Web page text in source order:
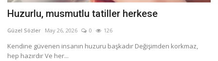
Huzurlu, musmutlu tatiller herkese
Güzel Sözler May 26, 2026 0 126
Kendine güvenen insanın huzuru başkadır Değişimden korkmaz,
hep hazırdır Ve her...